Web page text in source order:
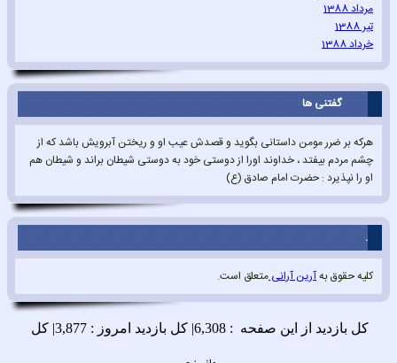
مرداد 1388
تیر 1388
خرداد 1388
گفتنی ها
هرکه بر ضرر مومن داستانی بگوید و قصدش عیب او و ریختن آبرویش باشد که از
چشم مردم بیفتد ، خداوند اورا از دوستی خود به دوستی شیطان براند و شیطان هم
او را نپذیرد : حضرت امام صادق (ع)
.
کلیه حقوق بهآرین آرانیمتعلق است.